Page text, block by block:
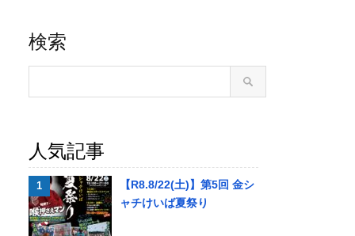
検索
人気記事
【R8.8/22(土)】第5回 金シ
ャチけいば夏祭り